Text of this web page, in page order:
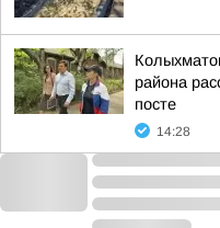
района
посте
14:28